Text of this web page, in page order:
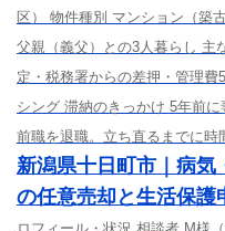
区） 物件種別 マンション（築
父親（義父）との3人暮らし 主
定・税務署からの差押・管理
シング 滞納のきっかけ 5年前
前職を退職。立ち直るまでに
新潟県十日町市｜病気
の任意売却と生活保護